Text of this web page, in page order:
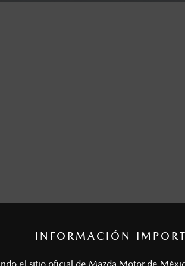
INFORMACIÓN
el sitio oficial de Mazda Motor de